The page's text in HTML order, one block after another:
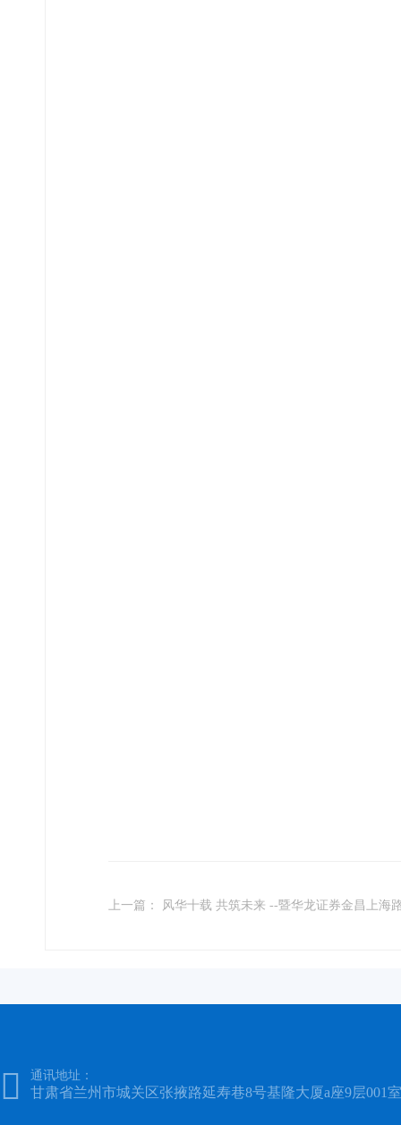
上一篇： 风华十载 共筑未来 --暨华龙证券金昌上海
 通讯地址：
甘肃省兰州市城关区张掖路延寿巷8号基隆大厦a座9层001室